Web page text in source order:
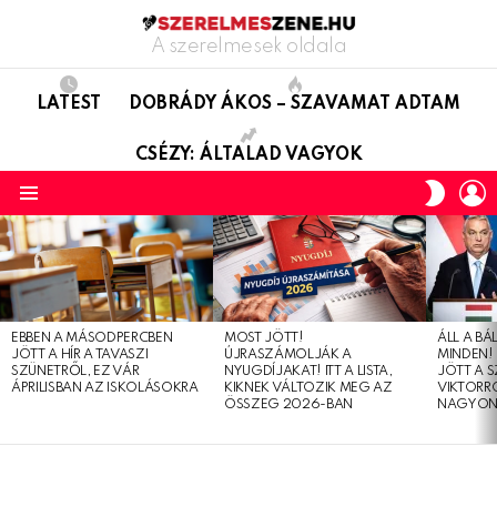
A szerelmesek oldala
LATEST DOBRÁDY ÁKOS – SZAVAMAT ADTAM
CSÉZY: ÁLTALAD VAGYOK
SKIN
LATEST
STORIES
EBBEN A MÁSODPERCBEN
JÖTT A HÍR A TAVASZI
SZÜNETRŐL, EZ VÁR
ÁPRILISBAN AZ ISKOLÁSOKRA
MOST JÖTT!
ÚJRASZÁMOLJÁK A
NYUGDÍJAKAT! ITT A LISTA,
KIKNEK VÁLTOZIK MEG AZ
ÖSSZEG 2026-BAN
ÁLL A
MINDEN!
JÖTT A